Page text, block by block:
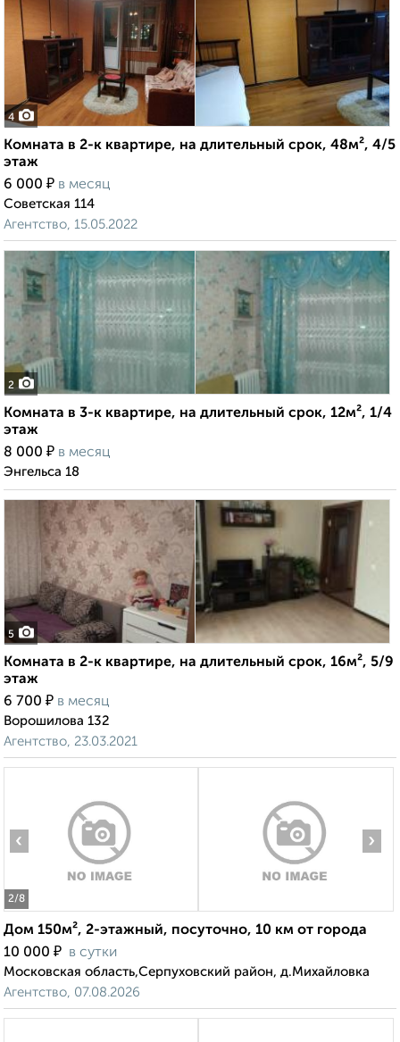
4
Комната в 2-к квартире, на длительный срок, 48м², 4/5
этаж
6 000 ₽ в месяц
Советская 114
Агентство, 15.05.2022
2
Комната в 3-к квартире, на длительный срок, 12м², 1/4
этаж
8 000 ₽ в месяц
Энгельса 18
5
Комната в 2-к квартире, на длительный срок, 16м², 5/9
этаж
6 700 ₽ в месяц
Ворошилова 132
Агентство, 23.03.2021
2/8
‹ ›
Дом 150м², 2-этажный, посуточно, 10 км от города
10 000 ₽ в сутки
Московская область,Серпуховский район, д.Михайловка
Агентство, 07.08.2026